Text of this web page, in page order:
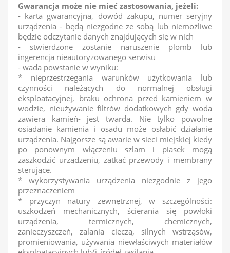
Gwarancja może nie mieć zastosowania, jeżeli:
- karta gwarancyjna, dowód zakupu, numer seryjny
urządzenia - będą niezgodne ze sobą lub niemożliwe
będzie odczytanie danych znajdujących się w nich
- stwierdzone zostanie naruszenie plomb lub
ingerencja nieautoryzowanego serwisu
- wada powstanie w wyniku:
* nieprzestrzegania warunków użytkowania lub
czynności należących do normalnej obsługi
eksploatacyjnej, braku ochrona przed kamieniem w
wodzie, nieużywanie filtrów dodatkowych gdy woda
zawiera kamień- jest twarda. Nie tylko powolne
osiadanie kamienia i osadu może osłabić działanie
urządzenia. Najgorsze są awarie w sieci miejskiej kiedy
po ponownym włączeniu szlam i piasek mogą
zaszkodzić urządzeniu, zatkać przewody i membrany
sterujące.
* wykorzystywania urządzenia niezgodnie z jego
przeznaczeniem
* przyczyn natury zewnętrznej, w szczególności:
uszkodzeń mechanicznych, ścierania się powłoki
urządzenia, termicznych, chemicznych,
zanieczyszczeń, zalania cieczą, silnych wstrząsów,
promieniowania, używania niewłaściwych materiałów